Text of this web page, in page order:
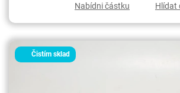
Nabídni částku
Hlídat
Čistím sklad